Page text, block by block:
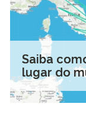
Saiba
lugar do